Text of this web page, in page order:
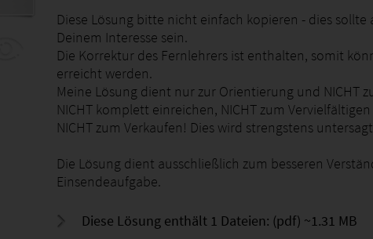
Diese Lösung bitte nicht einfach kopieren - dies sollte
Deinem Interesse sein.
Die Korrektur des Fernlehrers ist enthalten, somit
erreicht werden.
Meine Lösung dient nur zur Orientierung und NICHT
NICHT komplett einreichen, NICHT zum
NICHT zum Verkaufen! Dies wird strengstens
Die Lösung dient ausschließlich zum besseren
Einsendeaufgabe.
Diese Lösung enthält 1 Dateien: (pdf) ~1.31 MB